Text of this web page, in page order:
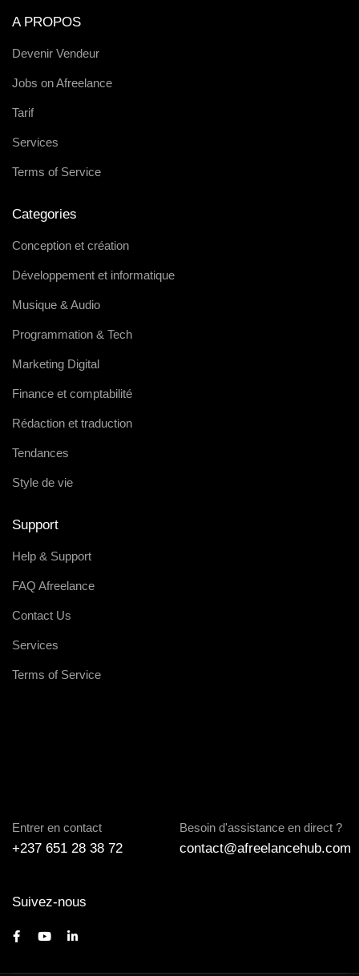
A PROPOS
Devenir Vendeur
Jobs on Afreelance
Tarif
Services
Terms of Service
Categories
Conception et création
Développement et informatique
Musique & Audio
Programmation & Tech
Marketing Digital
Finance et comptabilité
Rédaction et traduction
Tendances
Style de vie
Support
Help & Support
FAQ Afreelance
Contact Us
Services
Terms of Service
Entrer en contact
+237 651 28 38 72
Besoin d'assistance en direct ?
contact@afreelancehub.com
Suivez-nous